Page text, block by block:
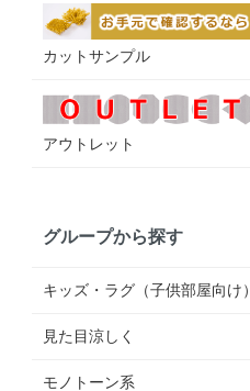
カットサンプル
アウトレット
グループから探す
キッズ・ラグ（子供部屋向け）
見た目涼しく
モノトーン系